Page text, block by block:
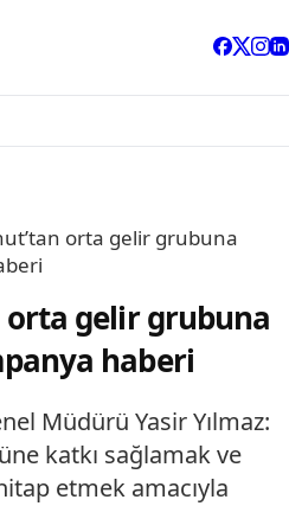
orta gelir grubuna
orta gelir grubuna
haberi
Müdürü Yasir Yılmaz:
katkı sağlamak ve
etmek amacıyla